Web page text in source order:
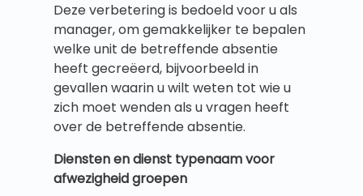
Deze verbetering is bedoeld voor u als
manager, om gemakkelijker te bepalen
welke unit de betreffende absentie
heeft gecreëerd, bijvoorbeeld in
gevallen waarin u wilt weten tot wie u
zich moet wenden als u vragen heeft
over de betreffende absentie.
Diensten en dienst typenaam voor
afwezigheid groepen